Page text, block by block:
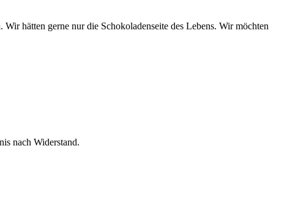
hätten gerne nur die Schokoladenseite des Lebens. Wir möchten
nach Widerstand.